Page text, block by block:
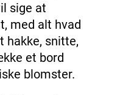
sige at
med alt hvad
hakke, snitte,
et bord
blomster.